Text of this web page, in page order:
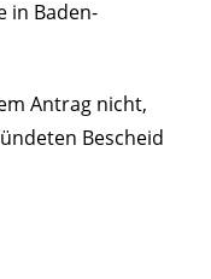
in Baden-
Antrag nicht,
Bescheid